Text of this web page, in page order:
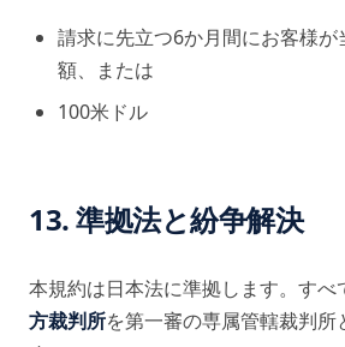
請求に先立つ6か月間にお客様が
額、または
100米ドル
13. 準拠法と紛争解決
本規約は日本法に準拠します。すべ
方裁判所を第一審の専属管轄裁判所